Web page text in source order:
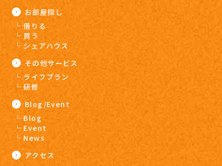
お部屋探し
借りる
買う
シェアハウス
その他サービス
ライフプラン
研修
Blog/Event
Blog
Event
News
アクセス